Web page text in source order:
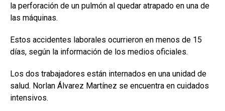
la perforación de un pulmón al quedar atrapado en una de
las máquinas.
Estos accidentes laborales ocurrieron en menos de 15
días, según la información de los medios oficiales.
Los dos trabajadores están internados en una unidad de
salud. Norlan Álvarez Martínez se encuentra en cuidados
intensivos.